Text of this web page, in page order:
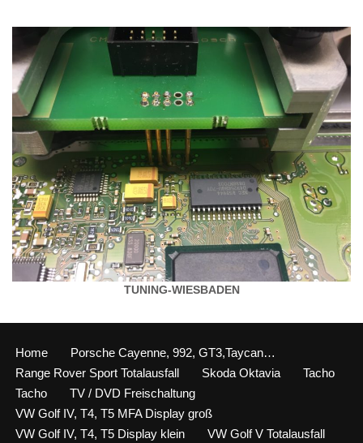
TUNING-WIESBADEN
Home
Porsche Cayenne, 992, GT3,Taycan…
Range Rover Sport Totalausfall
Skoda Oktavia
Tacho
Tacho
TV / DVD Freischaltung
VW Golf IV, T4, T5 MFA Display groß
VW Golf IV, T4, T5 Display klein
VW Golf V Totalausfall